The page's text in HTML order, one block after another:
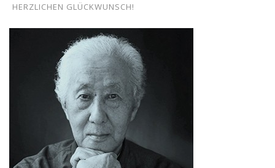
HERZLICHEN GLÜCKWUNSCH!